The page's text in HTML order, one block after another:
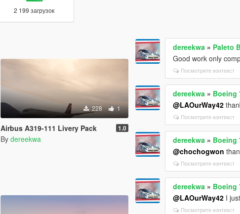
2 199 загрузок
228 1
Airbus A319-111 Livery Pack 1.0
By dereekwa
dereekwa » Paleto
Good work only
Посмотрите контекст
dereekwa » Boeing
@LAOurWay42
Посмотрите контекст
dereekwa » Boeing
@chochogwon
Посмотрите контекст
dereekwa » Boeing
@LAOurWay42 I
Посмотрите контекст